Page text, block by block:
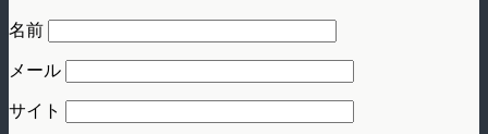
名前
メール
サイト